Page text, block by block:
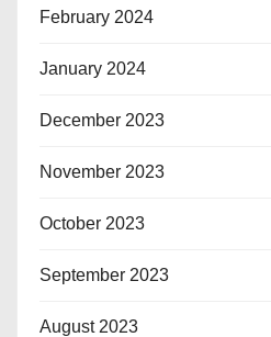
February 2024
January 2024
December 2023
November 2023
October 2023
September 2023
August 2023